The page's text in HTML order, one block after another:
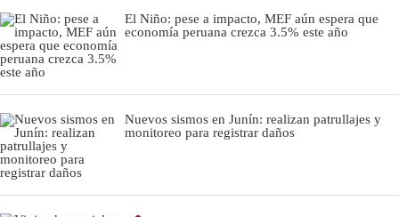
El Niño: pese a impacto, MEF aún espera que
economía peruana crezca 3.5% este año
Nuevos sismos en Junín: realizan patrullajes y
monitoreo para registrar daños